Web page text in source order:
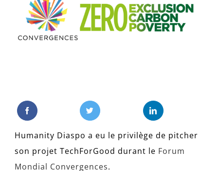
l'image
agrandie
Humanity Diaspo a eu le privilège de pitcher
son projet TechForGood durant le Forum
Mondial Convergences.